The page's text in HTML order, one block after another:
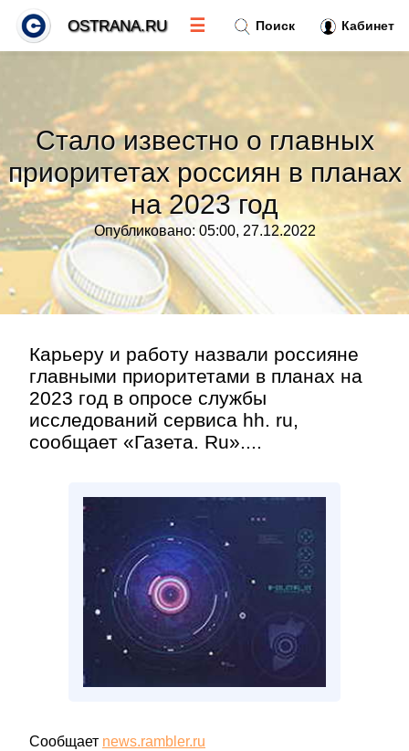
Стало известно о главных
приоритетах россиян в планах
на 2023 год
Опубликовано: 05:00, 27.12.2022
Карьеру и работу назвали россияне
главными приоритетами в планах на
2023 год в опросе службы
исследований сервиса hh. ru,
сообщает «Газета. Ru»....
Сообщает news.rambler.ru
Поиск Кабинет
OSTRANA.RU ☰
Тренды новостей»
Рубрики»
Правила
Контакт»